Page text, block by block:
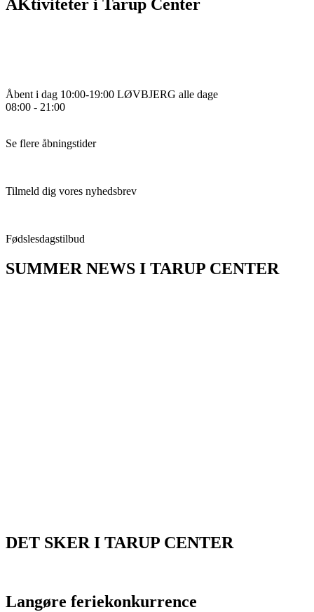
AKtiviteter i Tarup Center
Åbent i dag 10:00-19:00 LØVBJERG alle dage
08:00 - 21:00
Se flere åbningstider
Tilmeld dig vores nyhedsbrev
Fødslesdagstilbud
SUMMER NEWS I TARUP CENTER
DET SKER I TARUP CENTER
Langøre feriekonkurrence